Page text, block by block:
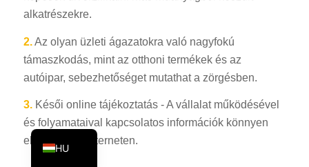
alkatrészekre.
2.Az olyan üzleti ágazatokra való nagyfokú
támaszkodás, mint az otthoni termékek és az
autóipar, sebezhetőséget mutathat a zörgésben.
3.Késői online tájékoztatás - A vállalat működésével
és folyamataival kapcsolatos információk könnyen
elérhetők az interneten.
HU
EN
IT
FR
DE
NL